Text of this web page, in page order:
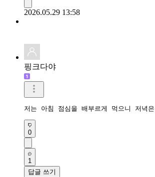
2026.05.29 13:58
핑크다야
저는 아침 점심을 배부르게 먹으니 저녁
0
1
답글 쓰기